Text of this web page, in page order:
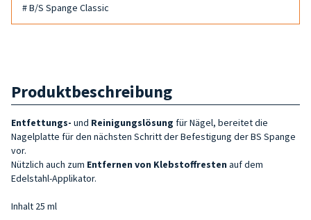
# B/S Spange Classic
Produktbeschreibung
Entfettungs- und Reinigungslösung für Nägel, bereitet die
Nagelplatte für den nächsten Schritt der Befestigung der BS Spange
vor.
Nützlich auch zum Entfernen von Klebstoffresten auf dem
Edelstahl-Applikator.
Inhalt 25 ml